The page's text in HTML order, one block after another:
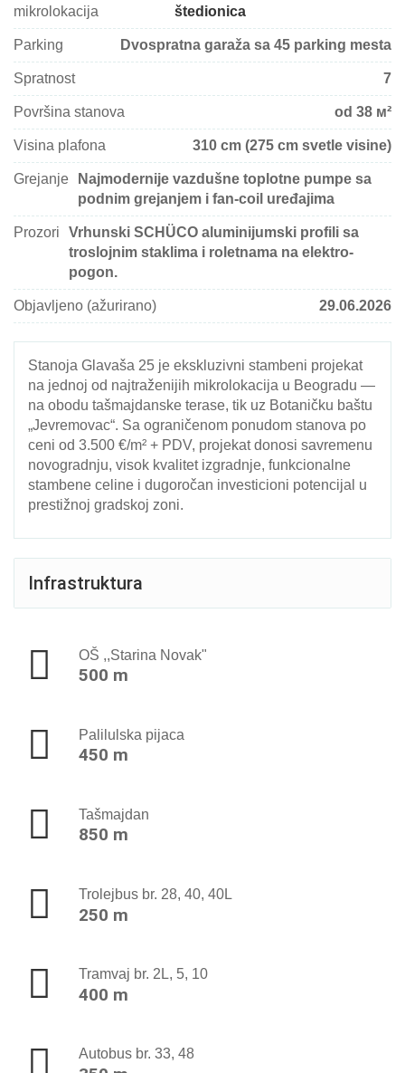
mikrolokacija
štedionica
Parking Dvospratna garaža sa 45 parking mesta
Spratnost 7
Površina stanova od 38 м²
Visina plafona 310 cm (275 cm svetle visine)
Grejanje
Najmodernije vazdušne toplotne pumpe sa
podnim grejanjem i fan-coil uređajima
Prozori
Vrhunski SCHÜCO aluminijumski profili sa
troslojnim staklima i roletnama na elektro-
pogon.
Objavljeno (ažurirano) 29.06.2026
Stanoja Glavaša 25 je ekskluzivni stambeni projekat
na jednoj od najtraženijih mikrolokacija u Beogradu —
na obodu tašmajdanske terase, tik uz Botaničku baštu
„Jevremovac“. Sa ograničenom ponudom stanova po
ceni od 3.500 €/m² + PDV, projekat donosi savremenu
novogradnju, visok kvalitet izgradnje, funkcionalne
stambene celine i dugoročan investicioni potencijal u
prestižnoj gradskoj zoni.
Infrastruktura
OŠ ,,Starina Novak"
500 m
Palilulska pijaca
450 m
Tašmajdan
850 m
Trolejbus br. 28, 40, 40L
250 m
Tramvaj br. 2L, 5, 10
400 m
Autobus br. 33, 48